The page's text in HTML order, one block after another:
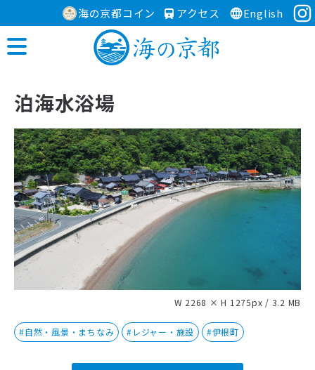
海の京都コイン アクセス English
泊海水浴場
W 2268 × H 1275px / 3.2 MB
#自然・風景・まちなみ #レジャー・施設 #伊根町